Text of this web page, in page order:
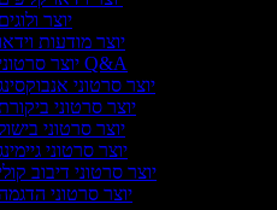
יוצר
יוצר מודעות
יוצר סרטוני Q&A
יוצר סרטוני
יוצר סרטוני
יוצר סרטוני
יוצר סרטוני
יוצר סרטוני דיבוב
יוצר סרטוני